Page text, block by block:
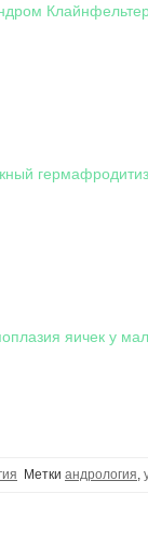
яичек у
Метки андрология,